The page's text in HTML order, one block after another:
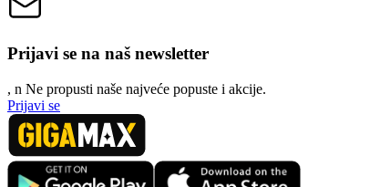
Prijavi se na naš newsletter
, n Ne propusti naše najveće popuste i akcije.
Prijavi se